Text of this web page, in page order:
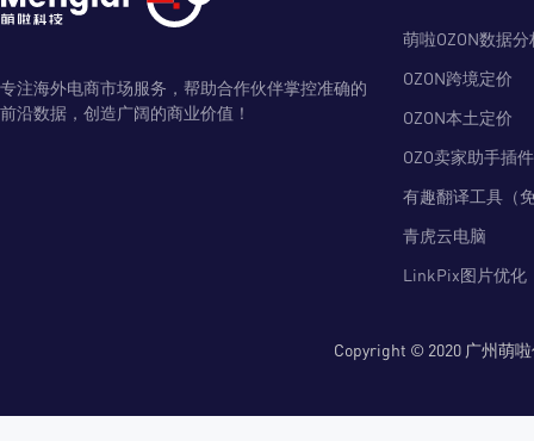
专注海外电商市场服务，帮助合作伙伴掌控准确的
前沿数据，创造广阔的商业价值！
萌啦OZON数据分
OZON跨境定价
OZON本土定价
OZO卖家助手插件
有趣翻译工具（
青虎云电脑
LinkPix图片优化
Copyright © 2020 广州萌